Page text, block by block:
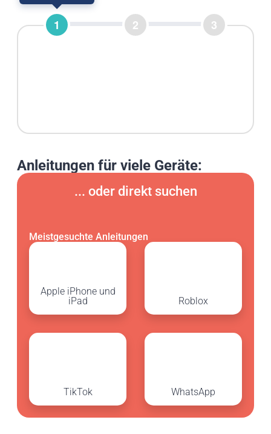
1 2 3
Anleitungen für viele Geräte:
... oder direkt suchen
Meistgesuchte Anleitungen
Apple iPhone und
iPad
Roblox
TikTok WhatsApp